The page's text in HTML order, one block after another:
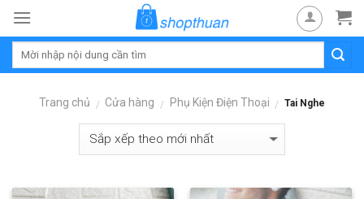
Skip
content
Trang chủ / Cửa hàng / Phụ Kiện Điện Thoại / Tai Nghe